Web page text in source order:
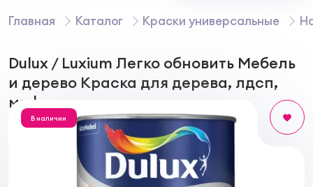
Главная Каталог Краски универсальные
Dulux / Luxium Легко обновить Мебель
и дерево Краска для дерева, лдсп,
мдф, матовая
В наличии